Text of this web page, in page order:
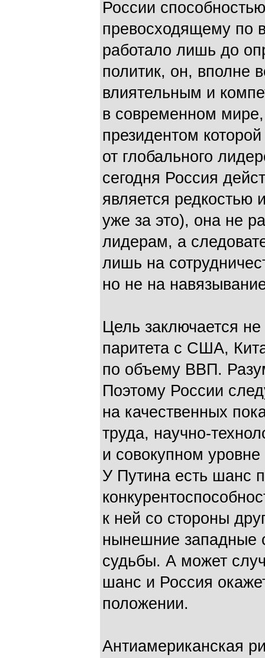
России
превосходящему по
работало лишь до
политик, он, вполне
влиятельным и
в современном
президентом
от глобального
сегодня Россия
является редкостью
уже за это), она не
лидерам, а
лишь на
но не на
Цель заключается
паритета с США,
по объему ВВП.
Поэтому России
на качественных
труда, научно-
и совокупном
У Путина есть шанс
к ней со стороны
нынешние западные
судьбы. А может
шанс и Россия
положении.
Антиамериканская